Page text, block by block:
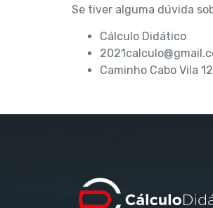
Se tiver alguma dúvida
Cálculo Didático
Caminho Cabo Vila